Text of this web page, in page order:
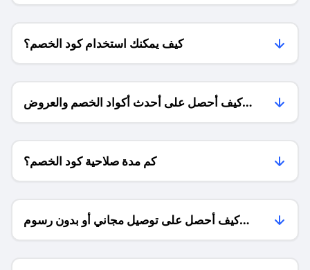
كيف يمكنك استخدام كود الخصم؟
كيف أحصل على أحدث أكواد الخصم والعروض
للمتاجر؟
كم مدة صلاحية كود الخصم؟
كيف أحصل على توصيل مجاني أو بدون رسوم
الشحن ؟